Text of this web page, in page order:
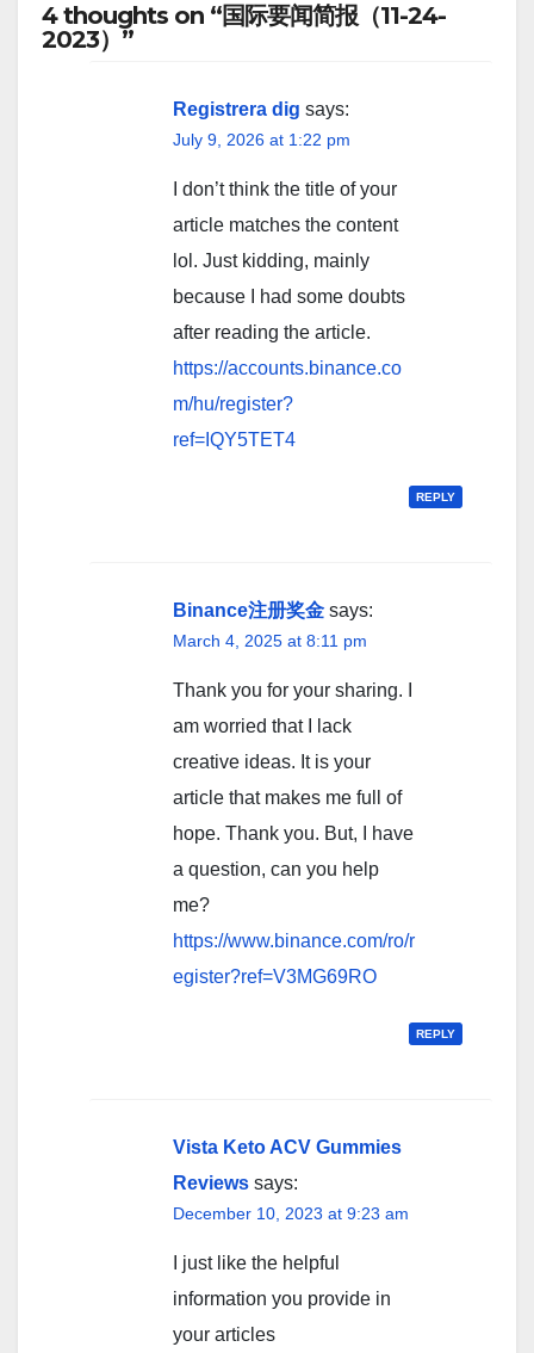
4 thoughts on “国际要闻简报（11-24-
2023）”
Registrera dig says:
July 9, 2026 at 1:22 pm
I don’t think the title of your
article matches the content
lol. Just kidding, mainly
because I had some doubts
after reading the article.
https://accounts.binance.co
m/hu/register?
ref=IQY5TET4
REPLY
Binance注册奖金 says:
March 4, 2025 at 8:11 pm
Thank you for your sharing. I
am worried that I lack
creative ideas. It is your
article that makes me full of
hope. Thank you. But, I have
a question, can you help
me?
https://www.binance.com/ro/r
egister?ref=V3MG69RO
REPLY
Vista Keto ACV Gummies
Reviews says:
December 10, 2023 at 9:23 am
I just like the helpful
information you provide in
your articles